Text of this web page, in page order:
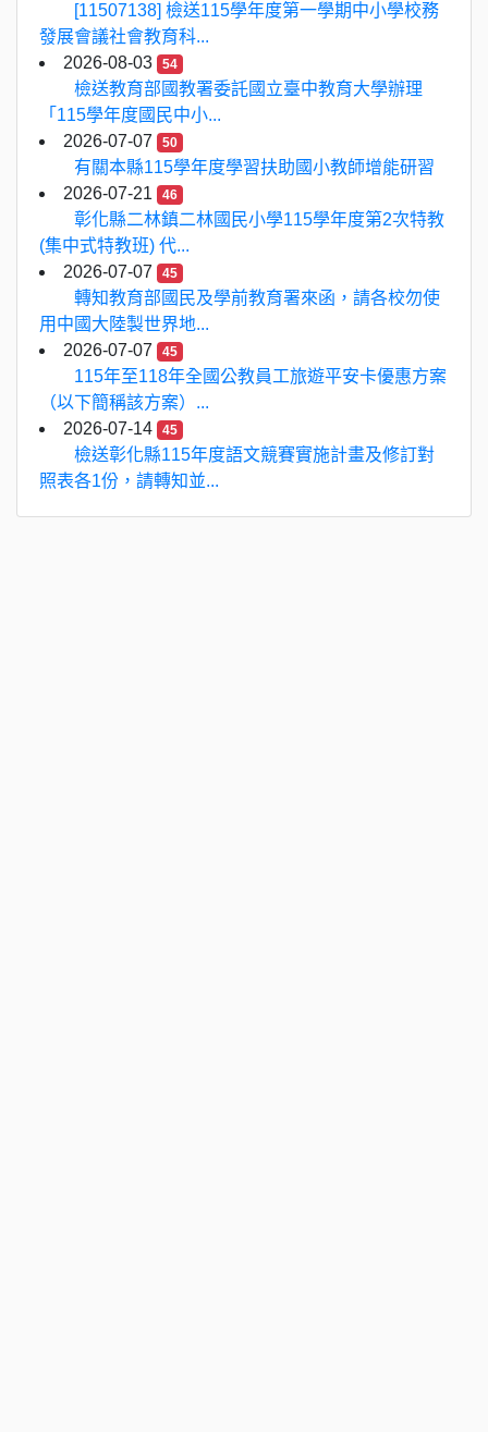
[11507138] 檢送115學年度第一學期中小學校務
發展會議社會教育科...
2026-08-03
54
檢送教育部國教署委託國立臺中教育大學辦理
「115學年度國民中小...
2026-07-07
50
有關本縣115學年度學習扶助國小教師增能研習
2026-07-21
46
彰化縣二林鎮二林國民小學115學年度第2次特教
(集中式特教班) 代...
2026-07-07
45
轉知教育部國民及學前教育署來函，請各校勿使
用中國大陸製世界地...
2026-07-07
45
115年至118年全國公教員工旅遊平安卡優惠方案
（以下簡稱該方案）...
2026-07-14
45
檢送彰化縣115年度語文競賽實施計畫及修訂對
照表各1份，請轉知並...